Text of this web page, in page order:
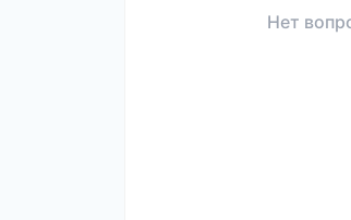
Нет